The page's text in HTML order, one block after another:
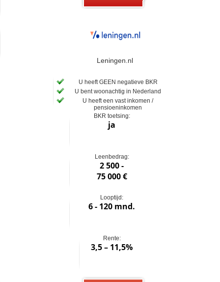
Leningen.nl
U heeft GEEN negatieve BKR
U bent woonachtig in Nederland
U heeft een vast inkomen /
pensioeninkomen
BKR toetsing:
ja
Leenbedrag:
2 500 -
75 000 €
Looptijd:
6 - 120 mnd.
Rente:
3,5 – 11,5%